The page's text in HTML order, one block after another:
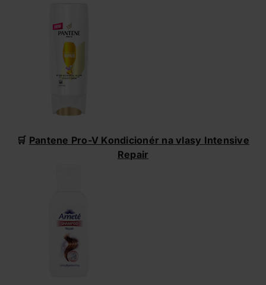
🛒 Pantene Pro-V Kondicionér na vlasy Intensive
Repair